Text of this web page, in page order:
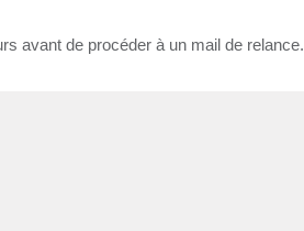
avant de procéder à un mail de relance.